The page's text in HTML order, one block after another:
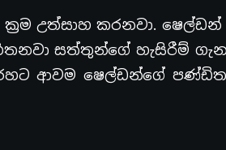
උත්සාහ කරනවා.
සත්තුන්ගේ හැසිරීම්
ආවම ෂෙල්ඩන්ගේ